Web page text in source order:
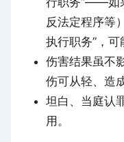
反法定程序等
执行职务”，可
伤害结果虽不
伤可从轻、造
坦白、当庭认
用。